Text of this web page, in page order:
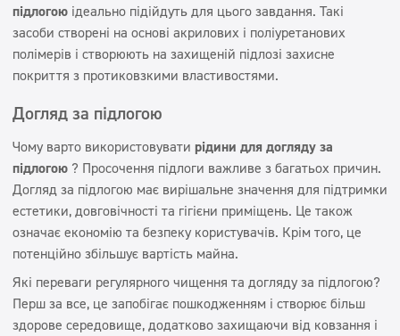
ЕКОЛОГІЧНЕ МАРКУВАННЯ
Сертифікат ПЖ
підлогою ідеально підійдуть для цього завдання. Такі
засоби створені на основі акрилових і поліуретанових
полімерів і створюють на захищеній підлозі захисне
покриття з протиковзкими властивостями.
Догляд за підлогою
Чому варто використовувати рідини для догляду за
підлогою ? Просочення підлоги важливе з багатьох причин.
Догляд за підлогою має вирішальне значення для підтримки
естетики, довговічності та гігієни приміщень. Це також
означає економію та безпеку користувачів. Крім того, це
потенційно збільшує вартість майна.
Які переваги регулярного чищення та догляду за підлогою?
Перш за все, це запобігає пошкодженням і створює більш
здорове середовище, додатково захищаючи від ковзання і